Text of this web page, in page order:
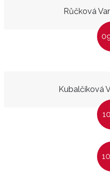
Růčková
Kubalčíková